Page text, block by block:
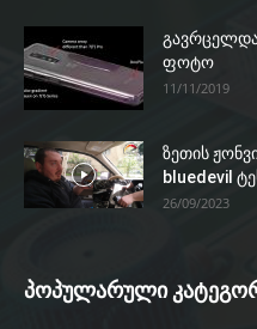
ფოტო
11/11/2019
ზეთის
bluedevil
26/09/2023
პოპულარული